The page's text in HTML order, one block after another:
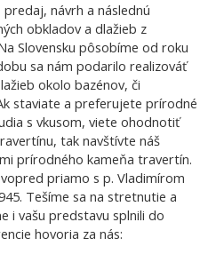
predaj, návrh a následnú
obkladov a dlažieb z
Slovensku pôsobíme od roku
sa nám podarilo realizováť
okolo bazénov, či
staviate a preferujete prírodné
s vkusom, viete ohodnotiť
tak navštívte náš
prírodného kameňa travertín.
priamo s p. Vladimírom
Tešíme sa na stretnutie a
i vašu predstavu splnili do
hovoria za nás: